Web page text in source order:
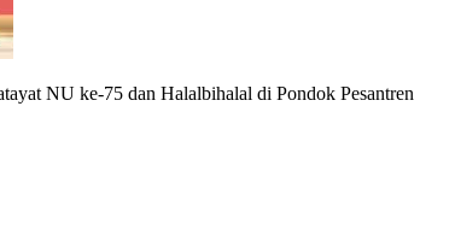
NU ke-75 dan Halalbihalal di Pondok Pesantren